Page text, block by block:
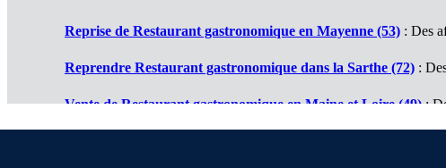
Reprise de Restaurant gastronomique en Mayenne (53) : Des
Reprendre Restaurant gastronomique dans la Sarthe (72) :
Vente de Restaurant gastronomique en Maine et Loire (49):